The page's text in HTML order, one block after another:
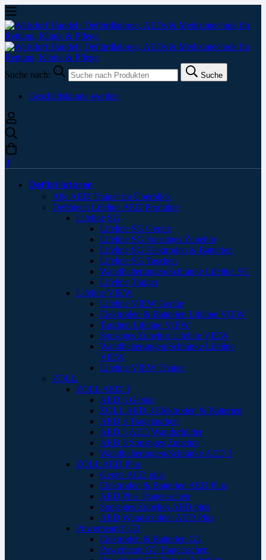
Suche nach: Suche
Geschäftskunde werden
0
Defibrillatoren
Alle AED Trainer im Überblick
Defibtech Lifeline AED Produkte
Lifeline SG
Lifeline SG Geräte
Lifeline SG Sonstiges Zubehör
Lifeline SG Elektroden & Batterien
Lifeline SG Taschen
Wandhalterungen/Schränke Lifeline SG
Lifeline Trainer
Lifeline VIEW
Lifeline VIEW Geräte
Elektroden & Batterien Lifeline VIEW
Taschen Lifeline VIEW
Sonstiges Zubehör Lifeline VIEW
Wandhalterungen/Schränke Lifeline
VIEW
Lifeline VIEW Trainer
ZOLL
ZOLL AED 3
AED 3 Geräte
ZOLL AED 3 Elektroden & Batterien
AED 3 Tragetaschen
AED 3 AED Wandschilder
AED 3 Sonstiges Zubehör
Wandhalterungen/Schränke AED 3
ZOLL AED Plus
Geräte AED plus
Elektroden & Batterien AED Plus
AED Plus Tragetaschen
Sonstiges Zubehör AED plus
AED Wandschilder AED Plus
Powerheart® G3
Elektroden & Batterien G3
Powerheart G5 Tragetaschen